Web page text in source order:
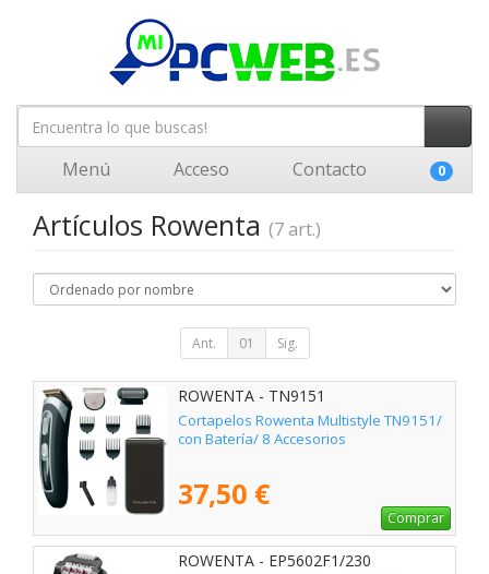
Menú Acceso Contacto 0
Artículos Rowenta (7 art.)
Ant. 01 Sig.
ROWENTA - TN9151
Cortapelos Rowenta Multistyle TN9151/
con Batería/ 8 Accesorios
37,50 €
Comprar
ROWENTA - EP5602F1/230